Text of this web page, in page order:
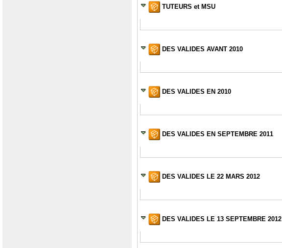
TUTEURS et MSU
DES VALIDES AVANT 2010
DES VALIDES EN 2010
DES VALIDES EN SEPTEMBRE 2011
DES VALIDES LE 22 MARS 2012
DES VALIDES LE 13 SEPTEMBRE 2012